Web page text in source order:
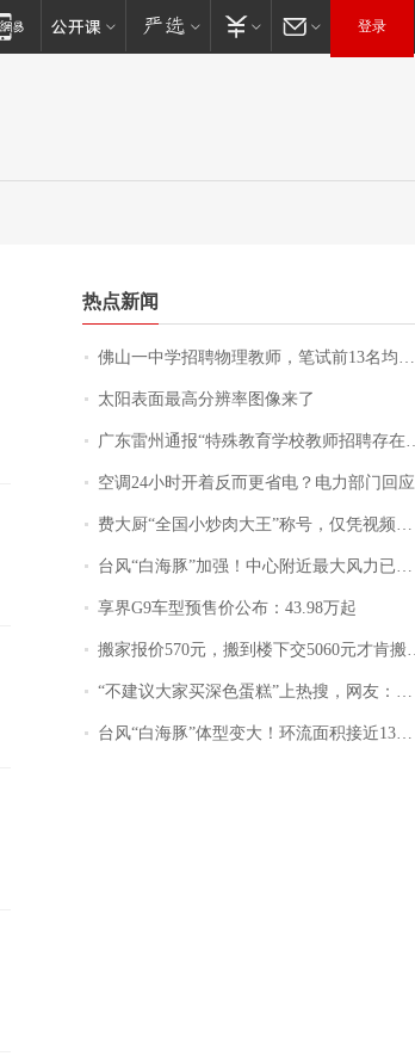
登录
热点新闻
佛山一中学招聘物理教师，笔试前13名均遭淘汰？教育局：已叫停招聘，成立调查组全面核查
太阳表面最高分辨率图像来了
广东雷州通报“特殊教育学校教师招聘存在违规行为”：已启动问责程序 副校长被停职
空调24小时开着反而更省电？电力部门回应
费大厨“全国小炒肉大王”称号，仅凭视频评出？中国烹饪协会回应
台风“白海豚”加强！中心附近最大风力已达15级 最新研判
享界G9车型预售价公布：43.98万起
搬家报价570元，搬到楼下交5060元才肯搬上楼！女子傻眼了……
“不建议大家买深色蛋糕”上热搜，网友：天塌了！
台风“白海豚”体型变大！环流面积接近13个浙江那么大